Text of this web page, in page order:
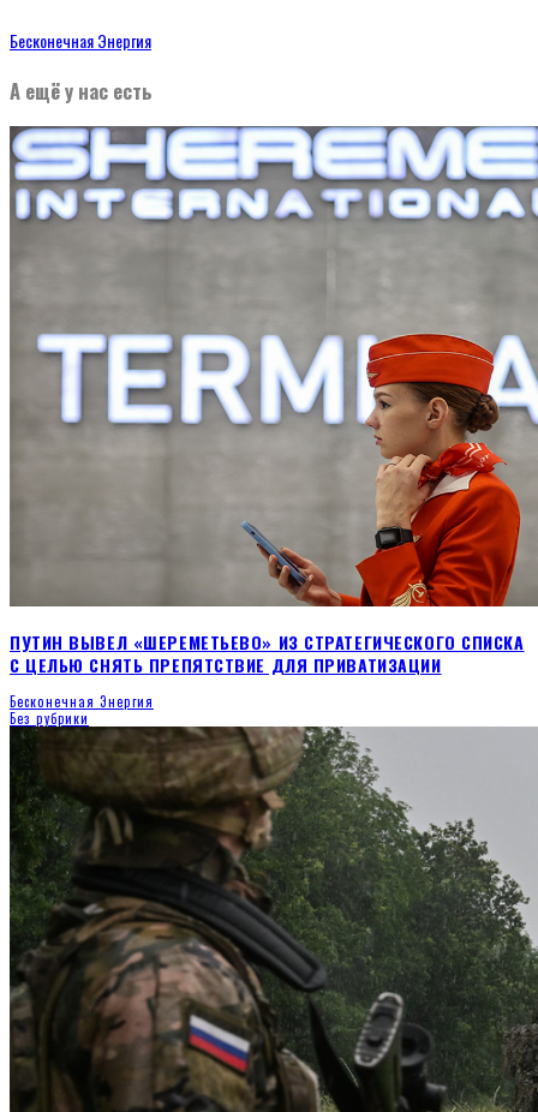
Бесконечная Энергия
А ещё у нас есть
ПУТИН ВЫВЕЛ «ШЕРЕМЕТЬЕВО» ИЗ СТРАТЕГИЧЕСКОГО СПИСКА
С ЦЕЛЬЮ СНЯТЬ ПРЕПЯТСТВИЕ ДЛЯ ПРИВАТИЗАЦИИ
Бесконечная Энергия
Без рубрики